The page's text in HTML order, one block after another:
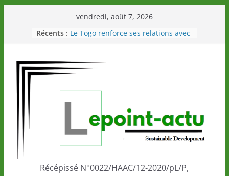
vendredi, août 7, 2026
Récents : Le Togo renforce ses relations avec
Éléphants en Côte d’Ivoire
LOTO DETENTE”, un nouveau tirage
marque de confiance au Togo sur
la scène internationale au-delà des
performances de ses athlètes
Togo: Que retenir de la politique
éducation et de l’ambition de
Récépissé N°0022/HAAC/12-2020/pL/P,